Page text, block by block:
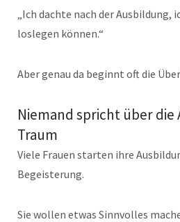
„Ich dachte nach der
loslegen können.“
Aber genau da beginnt oft die
Niemand spricht über
Traum
Viele Frauen starten ihre
Begeisterung.
Sie wollen etwas Sinnvolles